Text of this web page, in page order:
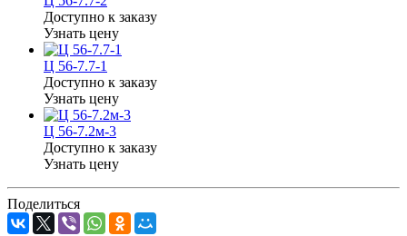
Доступно к заказу
Узнать цену
Ц 56-7.7-1
Доступно к заказу
Узнать цену
Ц 56-7.2м-3
Доступно к заказу
Узнать цену
Поделиться